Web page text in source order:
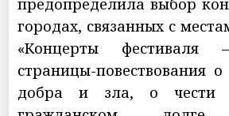
предопределила выбор
городах, связанных с
«Концерты фестиваля
страницы-повествования о
добра и зла, о чести и